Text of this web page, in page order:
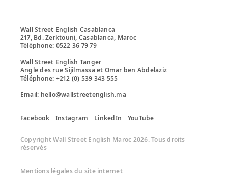
Wall Street English Casablanca
217, Bd. Zerktouni, Casablanca, Maroc
Téléphone: 0522 36 79 79
Wall Street English Tanger
Angle des rue Sijilmassa et Omar ben Abdelaziz
Téléphone: +212 (0) 539 343 555
Email: hello@wallstreetenglish.ma
Facebook Instagram LinkedIn YouTube
Copyright Wall Street English Maroc 2026. Tous droits
réservés
Mentions légales du site internet